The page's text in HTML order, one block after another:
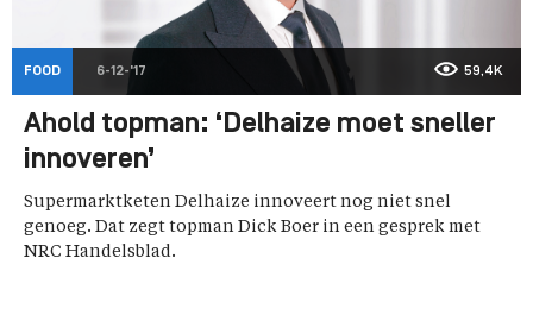
FOOD 6-12-'17 59,4K
Ahold topman: ‘Delhaize moet sneller
innoveren’
Supermarktketen Delhaize innoveert nog niet snel
genoeg. Dat zegt topman Dick Boer in een gesprek met
NRC Handelsblad.